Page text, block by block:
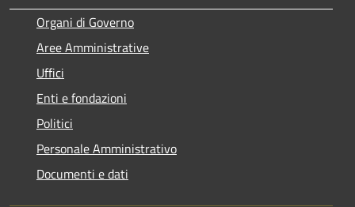
Organi di Governo
Aree Amministrative
Uffici
Enti e fondazioni
Politici
Personale Amministrativo
Documenti e dati